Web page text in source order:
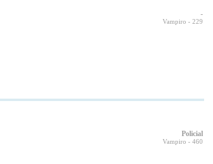
-
Vampiro - 229
Policial
Vampiro - 460